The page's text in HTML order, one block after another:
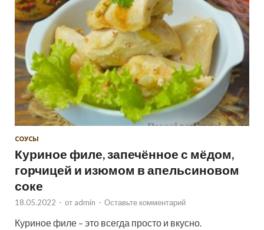
СОУСЫ
Куриное филе, запечённое с мёдом,
горчицей и изюмом в апельсиновом
соке
18.05.2022 - от admin - Оставьте комментарий
Куриное филе – это всегда просто и вкусно.